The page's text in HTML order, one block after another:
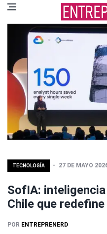
TECNOLOGÍA 27 DE MAYO
SofIA:
Chile que redefine
POR ENTREPRENERD